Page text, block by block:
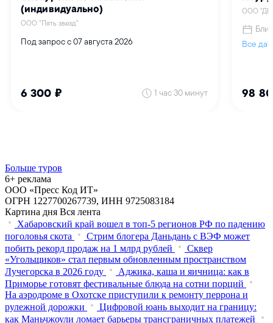
Больше туров
6+ реклама
ООО «Пресс Код ИТ»
ОГРН 1227700267739, ИНН 9725083184
Картина дня Вся лента
Хабаровский край вошел в топ-5 регионов РФ по падению
поголовья скота
Стрим блогера Даньдань с ВЭФ может
побить рекорд продаж на 1 млрд рублей
Сквер
«Угольщиков» стал первым обновленным пространством
Лучегорска в 2026 году
Аджика, каша и яичница: как в
Приморье готовят фестивальные блюда на сотни порций
На аэродроме в Охотске приступили к ремонту перрона и
рулежной дорожки
Цифровой юань выходит на границу:
как Маньчжоули ломает барьеры трансграничных платежей